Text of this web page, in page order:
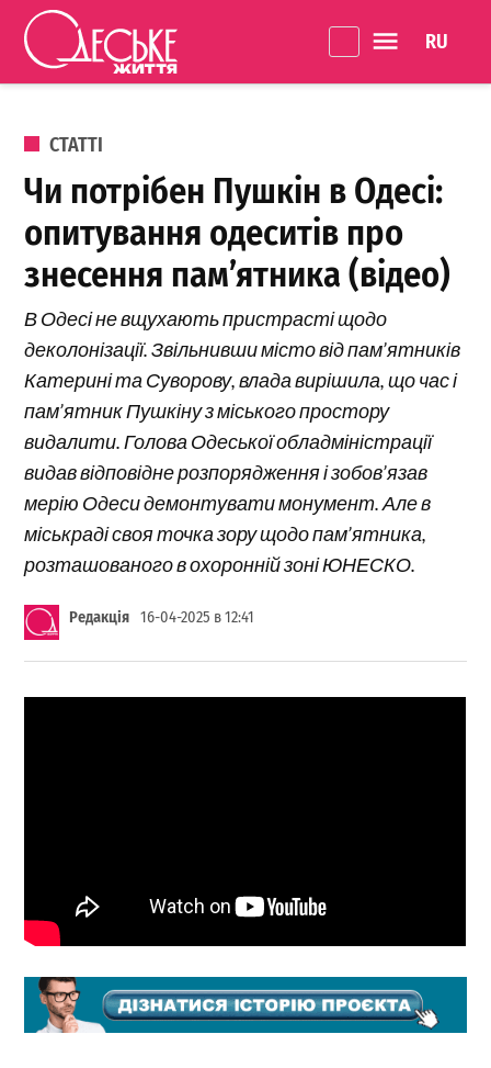
Перейти до вмісту
Життя
ОПУБЛІКОВАНО В
СТАТТІ
Чи потрібен Пушкін в Одесі:
опитування одеситів про
знесення пам’ятника (відео)
В Одесі не вщухають пристрасті щодо
деколонізації. Звільнивши місто від пам’ятників
Катерині та Суворову, влада вирішила, що час і
пам’ятник Пушкіну з міського простору
видалити. Голова Одеської обладміністрації
видав відповідне розпорядження і зобов’язав
мерію Одеси демонтувати монумент. Але в
міськраді своя точка зору щодо пам’ятника,
розташованого в охоронній зоні ЮНЕСКО.
Редакція 16-04-2025 в 12:41